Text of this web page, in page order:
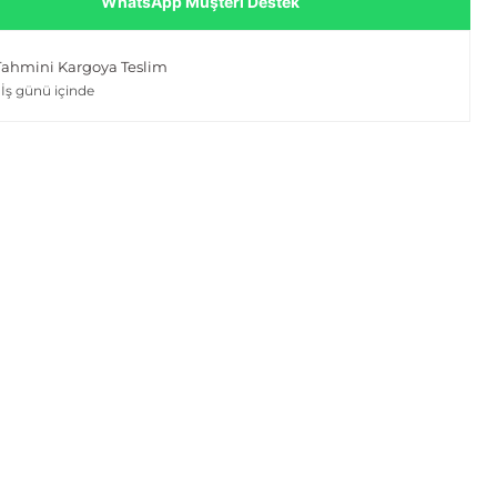
Kargoya Teslim
İş günü içinde